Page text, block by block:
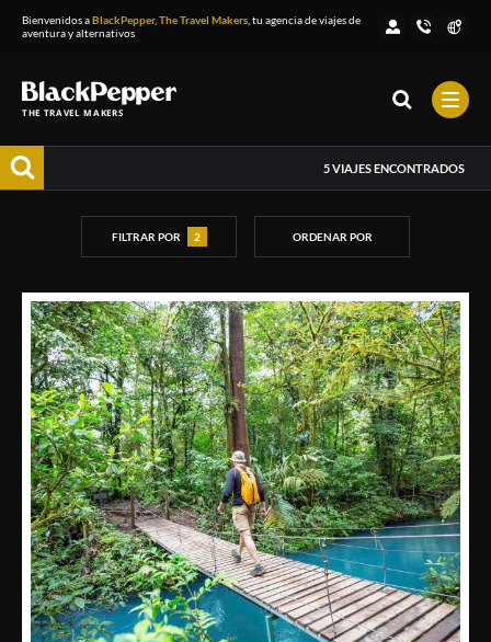
Bienvenidos aBlackPepper, The Travel Makers , tu agencia de viajes de
aventura y alternativos
THE TRAVEL MAKERS
5VIAJES ENCONTRADOS
FILTRAR POR 2 ORDENAR POR